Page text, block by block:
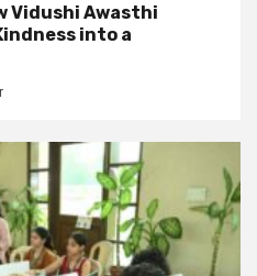
Vidushi Awasthi
into a